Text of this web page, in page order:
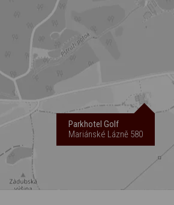
Parkhotel Golf
Mariánské Lázně 580